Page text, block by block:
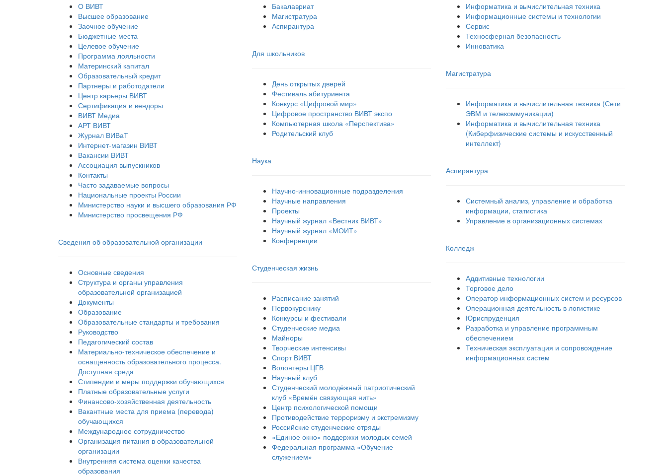
О ВИВТ
Высшее образование
Заочное обучение
Бюджетные места
Целевое обучение
Программа лояльности
Материнский капитал
Образовательный кредит
Партнеры и работодатели
Центр карьеры ВИВТ
Сертификация и вендоры
ВИВТ Медиа
АРТ ВИВТ
Журнал ВИВаТ
Интернет-магазин ВИВТ
Вакансии ВИВТ
Ассоциация выпускников
Контакты
Часто задаваемые вопросы
Национальные проекты России
Министерство науки и высшего образования РФ
Министерство просвещения РФ
Сведения об образовательной организации
Основные сведения
Структура и органы управления
образовательной организацией
Документы
Образование
Образовательные стандарты и требования
Руководство
Педагогический состав
Материально-техническое обеспечение и
оснащенность образовательного процесса.
Доступная среда
Стипендии и меры поддержки обучающихся
Платные образовательные услуги
Финансово-хозяйственная деятельность
Вакантные места для приема (перевода)
обучающихся
Международное сотрудничество
Организация питания в образовательной
организации
Внутренняя система оценки качества
образования
Бакалавриат
Магистратура
Аспирантура
Для школьников
День открытых дверей
Фестиваль абитуриента
Конкурс «Цифровой мир»
Цифровое пространство ВИВТ экспо
Компьютерная школа «Перспектива»
Родительский клуб
Наука
Научно-инновационные подразделения
Научные направления
Проекты
Научный журнал «Вестник ВИВТ»
Научный журнал «МОИТ»
Конференции
Студенческая жизнь
Расписание занятий
Первокурснику
Конкурсы и фестивали
Студенческие медиа
Майноры
Творческие интенсивы
Спорт ВИВТ
Волонтеры ЦГВ
Научный клуб
Студенческий молодёжный патриотический
клуб «Времён связующая нить»
Центр психологической помощи
Противодействие терроризму и экстремизму
Российские cтуденческие отряды
«Единое окно» поддержки молодых семей
Федеральная программа «Обучение
служением»
Информатика и вычислительная техника
Информационные системы и технологии
Сервис
Техносферная безопасность
Инноватика
Магистратура
Информатика и вычислительная техника (Сети
ЭВМ и телекоммуникации)
Информатика и вычислительная техника
(Киберфизические системы и искусственный
интеллект)
Аспирантура
Системный анализ, управление и обработка
информации, статистика
Управление в организационных системах
Колледж
Аддитивные технологии
Торговое дело
Оператор информационных систем и ресурсов
Операционная деятельность в логистике
Юриспруденция
Разработка и управление программным
обеспечением
Техническая эксплуатация и сопровождение
информационных систем